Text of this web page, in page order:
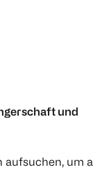
und
aufsuchen, um